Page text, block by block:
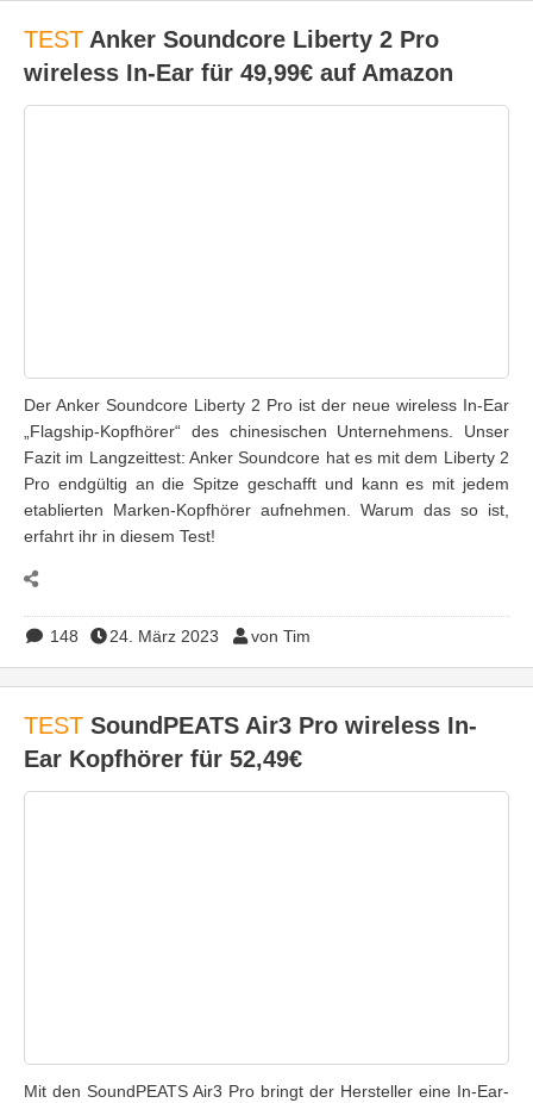
TEST Anker Soundcore Liberty 2 Pro
wireless In-Ear für 49,99€ auf Amazon
Der Anker Soundcore Liberty 2 Pro ist der neue wireless In-Ear
„Flagship-Kopfhörer“ des chinesischen Unternehmens. Unser
Fazit im Langzeittest: Anker Soundcore hat es mit dem Liberty 2
Pro endgültig an die Spitze geschafft und kann es mit jedem
etablierten Marken-Kopfhörer aufnehmen. Warum das so ist,
erfahrt ihr in diesem Test!
148 24. März 2023 von Tim
TEST SoundPEATS Air3 Pro wireless In-
Ear Kopfhörer für 52,49€
Mit den SoundPEATS Air3 Pro bringt der Hersteller eine In-Ear-